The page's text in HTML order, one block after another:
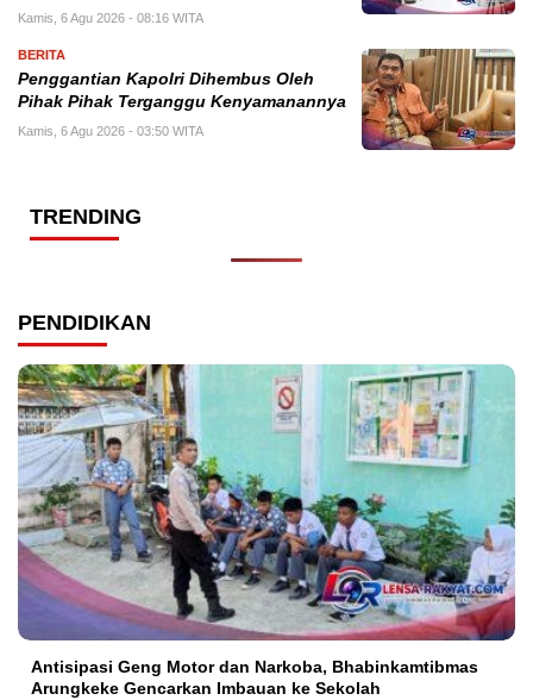
Kamis, 6 Agu 2026 - 08:16 WITA
BERITA
Penggantian Kapolri Dihembus Oleh
Pihak Pihak Terganggu Kenyamanannya
Kamis, 6 Agu 2026 - 03:50 WITA
TRENDING
PENDIDIKAN
Antisipasi Geng Motor dan Narkoba, Bhabinkamtibmas
Arungkeke Gencarkan Imbauan ke Sekolah